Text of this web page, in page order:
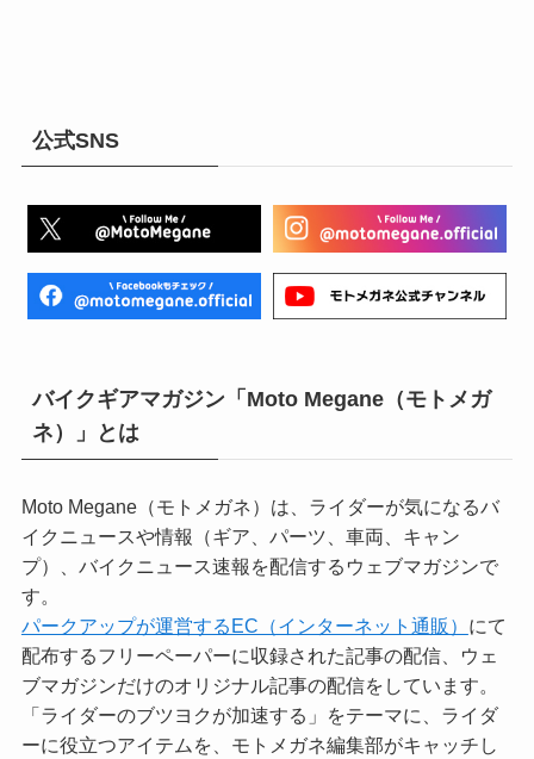
公式SNS
バイクギアマガジン「Moto Megane（モトメガ
ネ）」とは
Moto Megane（モトメガネ）は、ライダーが気になるバ
イクニュースや情報（ギア、パーツ、車両、キャン
プ）、バイクニュース速報を配信するウェブマガジンで
す。
パークアップが運営するEC（インターネット通販） にて
配布するフリーペーパーに収録された記事の配信、ウェ
ブマガジンだけのオリジナル記事の配信をしています。
「ライダーのブツヨクが加速する」をテーマに、ライダ
ーに役立つアイテムを、モトメガネ編集部がキャッチし